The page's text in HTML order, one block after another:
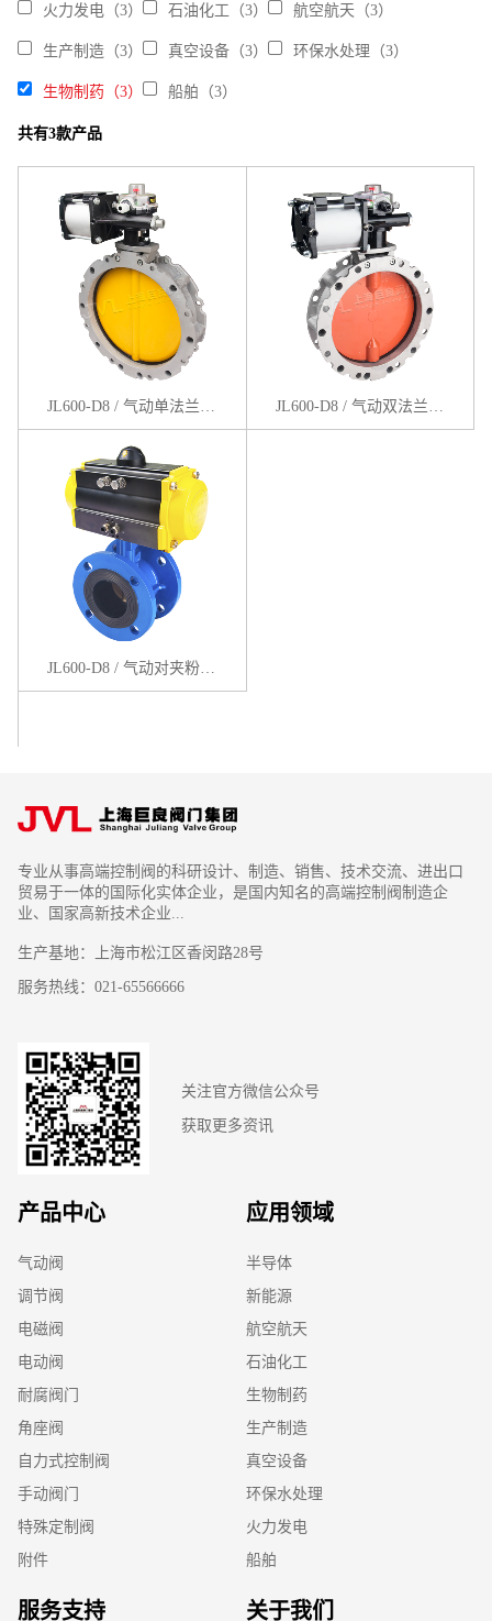
火力发电（3） 石油化工（3） 航空航天（3）
生产制造（3） 真空设备（3） 环保水处理（3）
生物制药（3） 船舶（3）
共有3款产品
JL600-D8 / 气动对夹粉体蝶阀
专业从事高端控制阀的科研设计、制造、销售、技术交流、进出口
贸易于一体的国际化实体企业，是国内知名的高端控制阀制造企
业、国家高新技术企业...
生产基地：上海市松江区香闵路28号
服务热线：021-65566666
关注官方微信公众号
获取更多资讯
产品中心
气动阀
调节阀
电磁阀
电动阀
耐腐阀门
角座阀
自力式控制阀
手动阀门
特殊定制阀
附件
应用领域
半导体
新能源
航空航天
石油化工
生物制药
生产制造
真空设备
环保水处理
火力发电
船舶
服务支持 关于我们